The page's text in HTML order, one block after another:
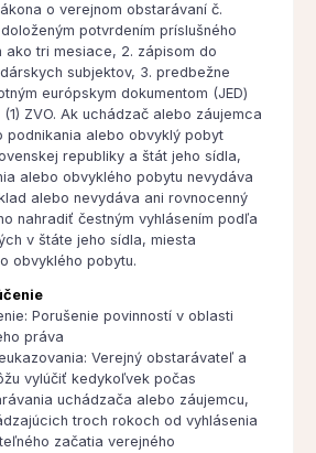
o verejnom obstarávaní č.
doloženým potvrdením príslušného
ako tri mesiace, 2. zápisom do
subjektov, 3. predbežne
európskym dokumentom (JED)
ZVO. Ak uchádzač alebo záujemca
podnikania alebo obvyklý pobyt
republiky a štát jeho sídla,
alebo obvyklého pobytu nevydáva
alebo nevydáva ani rovnocenný
nahradiť čestným vyhlásením podľa
v štáte jeho sídla, miesta
obvyklého pobytu.
Porušenie povinností v oblasti
práva
Verejný obstarávateľ a
vylúčiť kedykoľvek počas
uchádzača alebo záujemcu,
troch rokoch od vyhlásenia
začatia verejného